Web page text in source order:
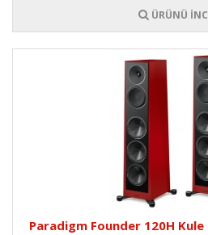
ÜRÜNÜ
Paradigm Founder 120H